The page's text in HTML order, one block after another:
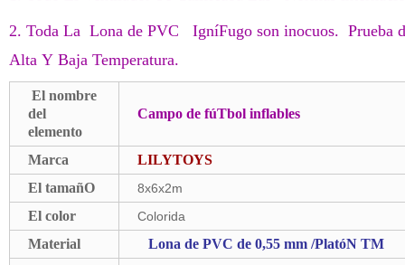
2. Toda La Lona de PVC IgníFugo son inocuos. Prueba
Alta Y Baja Temperatura.
El nombre
del
elemento
Campo de fúTbol inflables
Marca
LILYTOYS
El tamañO
8x6x2m
El color Colorida
Material
Lona de PVC de 0,55 mm /PlatóN TM